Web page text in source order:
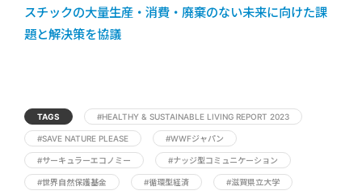
スチックの大量生産・消費・廃棄のない未来に向けた課
題と解決策を協議
TAGS #HEALTHY & SUSTAINABLE LIVING REPORT 2023
#SAVE NATURE PLEASE #WWFジャパン
#サーキュラーエコノミー #ナッジ型コミュニケーション
#世界自然保護基金 #循環型経済 #滋賀県立大学